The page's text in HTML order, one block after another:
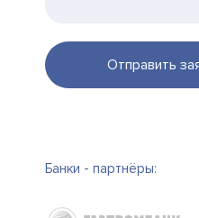
Отправить
Банки - партнёры: